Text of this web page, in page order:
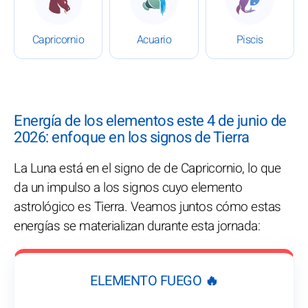
Capricornio Acuario Piscis
Energía de los elementos este 4 de junio de
2026: enfoque en los signos de Tierra
La Luna está en el signo de de Capricornio, lo que
da un impulso a los signos cuyo elemento
astrológico es Tierra. Veamos juntos cómo estas
energías se materializan durante esta jornada:
ELEMENTO FUEGO 🔥